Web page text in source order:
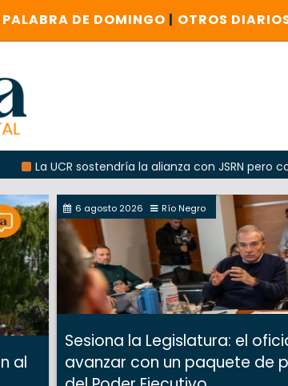
PALABRA DE DOMINGO | OTROS
sostendría la alianza con JSRN pero con más
al
6 agosto 2026 Río Negro
Sesiona la Legislatura: el
avanzar con un paquete de